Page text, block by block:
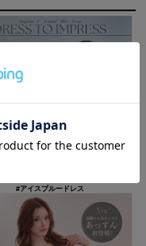
#アイスブルードレス